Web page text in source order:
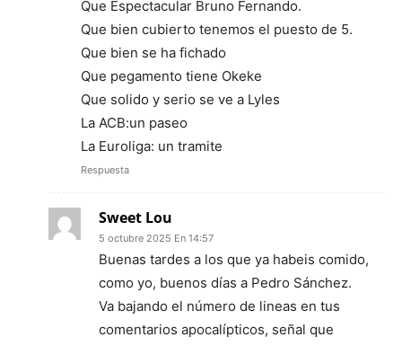
Que Espectacular Bruno Fernando.
Que bien cubierto tenemos el puesto de 5.
Que bien se ha fichado
Que pegamento tiene Okeke
Que solido y serio se ve a Lyles
La ACB:un paseo
La Euroliga: un tramite
Respuesta
Sweet Lou
5 octubre 2025 En 14:57
Buenas tardes a los que ya habeis comido,
como yo, buenos días a Pedro Sánchez.
Va bajando el número de lineas en tus
comentarios apocalípticos, señal que